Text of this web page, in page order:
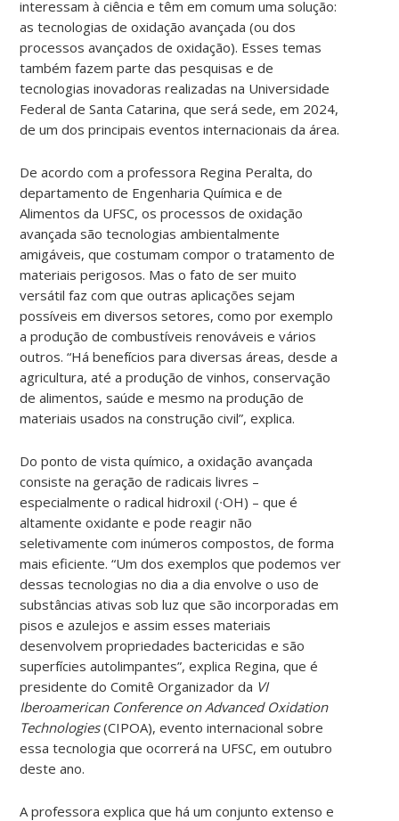
interessam à ciência e têm em comum uma solução:
as tecnologias de oxidação avançada (ou dos
processos avançados de oxidação). Esses temas
também fazem parte das pesquisas e de
tecnologias inovadoras realizadas na Universidade
Federal de Santa Catarina, que será sede, em 2024,
de um dos principais eventos internacionais da área.
De acordo com a professora Regina Peralta, do
departamento de Engenharia Química e de
Alimentos da UFSC, os processos de oxidação
avançada são tecnologias ambientalmente
amigáveis, que costumam compor o tratamento de
materiais perigosos. Mas o fato de ser muito
versátil faz com que outras aplicações sejam
possíveis em diversos setores, como por exemplo
a produção de combustíveis renováveis e vários
outros. “Há benefícios para diversas áreas, desde a
agricultura, até a produção de vinhos, conservação
de alimentos, saúde e mesmo na produção de
materiais usados na construção civil”, explica.
Do ponto de vista químico, a oxidação avançada
consiste na geração de radicais livres –
especialmente o radical hidroxil (∙OH) – que é
altamente oxidante e pode reagir não
seletivamente com inúmeros compostos, de forma
mais eficiente.“Um dos exemplos que podemos ver
dessas tecnologias no dia a dia envolve o uso de
substâncias ativas sob luz que são incorporadas em
pisos e azulejos e assim esses materiais
desenvolvem propriedades bactericidas e são
superfícies autolimpantes”, explica Regina, que é
presidente do Comitê Organizador da VI
Iberoamerican Conference on Advanced Oxidation
Technologies(CIPOA), evento internacional sobre
essa tecnologia que ocorrerá na UFSC, em outubro
deste ano.
A professora explica que há um conjunto extenso e